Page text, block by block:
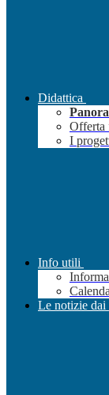
Didattica
Offerta
I
Info utili
Le notizie dai